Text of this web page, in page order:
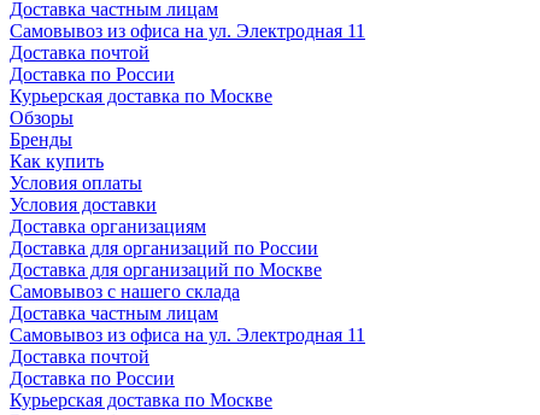
Доставка частным лицам
Самовывоз из офиса на ул. Электродная 11
Доставка почтой
Доставка по России
Курьерская доставка по Москве
Обзоры
Бренды
Как купить
Условия оплаты
Условия доставки
Доставка организациям
Доставка для организаций по России
Доставка для организаций по Москве
Самовывоз с нашего склада
Доставка частным лицам
Самовывоз из офиса на ул. Электродная 11
Доставка почтой
Доставка по России
Курьерская доставка по Москве